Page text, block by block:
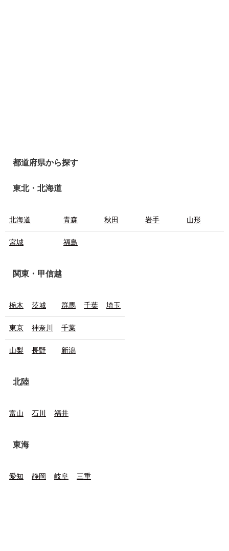
都道府県から探す
東北・北海道
北海道 青森 秋田 岩手 山形
宮城 福島
関東・甲信越
栃木 茨城 群馬 千葉 埼玉
東京 神奈川 千葉
山梨 長野 新潟
北陸
富山 石川 福井
東海
愛知 静岡 岐阜 三重